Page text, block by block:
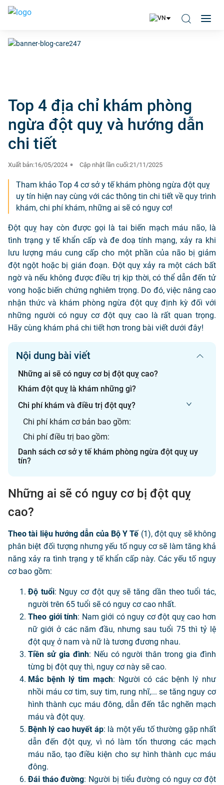
Top 4 địa chỉ khám phòng
ngừa đột quỵ và hướng dẫn
chi tiết
Xuất bản:16/05/2024 Cập nhật lần cuối:21/11/2025
Tham khảo Top 4 cơ sở y tế khám phòng ngừa đột quỵ
uy tín hiện nay cùng với các thông tin chi tiết về quy trình
khám, chi phí khám, những ai sẽ có nguy cơ!
Đột quỵ hay còn được gọi là tai biến mạch máu não, là
tình trạng y tế khẩn cấp và đe doạ tính mạng, xảy ra khi
lưu lượng máu cung cấp cho một phần của não bị giảm
đột ngột hoặc bị gián đoạn. Đột quỵ xảy ra một cách bất
ngờ và nếu không được điều trị kịp thời, có thể dẫn đến tử
vong hoặc biến chứng nghiêm trọng. Do đó, việc nâng cao
nhận thức và khám phòng ngừa đột quỵ định kỳ đối với
những người có nguy cơ đột quỵ cao là rất quan trọng.
Hãy cùng khám phá chi tiết hơn trong bài viết dưới đây!
Nội dung bài viết
Những ai sẽ có nguy cơ bị đột quỵ cao?
Khám đột quỵ là khám những gì?
Chi phí khám và điều trị đột quỵ?
Chi phí khám cơ bản bao gồm:
Chi phí điều trị bao gồm:
Danh sách cơ sở y tế khám phòng ngừa đột quỵ uy
tín?
Những ai sẽ có nguy cơ bị đột quỵ
cao?
Theo tài liệu hướng dẫn của Bộ Y Tế(1), đột quỵ sẽ không
phân biệt đối tượng nhưng yếu tố nguy cơ sẽ làm tăng khả
năng xảy ra tình trạng y tế khẩn cấp này. Các yếu tố nguy
cơ bao gồm:
Độ tuổi: Nguy cơ đột quỵ sẽ tăng dần theo tuổi tác,
người trên 65 tuổi sẽ có nguy cơ cao nhất.
Theo giới tính: Nam giới có nguy cơ đột quỵ cao hơn
nữ giới ở các năm đầu, nhưng sau tuổi 75 thì tỷ lệ
đột quỵ ở nam và nữ là tương đương nhau.
Tiền sử gia đình: Nếu có người thân trong gia đình
từng bị đột quỵ thì, nguy cơ này sẽ cao.
Mắc bệnh lý tim mạch: Người có các bệnh lý như
nhồi máu cơ tim, suy tim, rung nhĩ,... se tăng nguy cơ
hình thành cục máu đông, dẫn đến tắc nghẽn mạch
máu và đột quỵ.
Bệnh lý cao huyết áp: là một yếu tố thường gặp nhất
dẫn đến đột quỵ, vì nó làm tổn thương các mạch
máu não, tạo điều kiện cho sự hình thành cục máu
đông.
Đái tháo đường: Người bị tiểu đường có nguy cơ đột